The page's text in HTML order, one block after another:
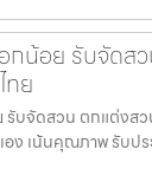
กน้อย รับจัดส
ย
บจัดสวน ตกแต่งส
ง เน้นคุณภาพ รับป